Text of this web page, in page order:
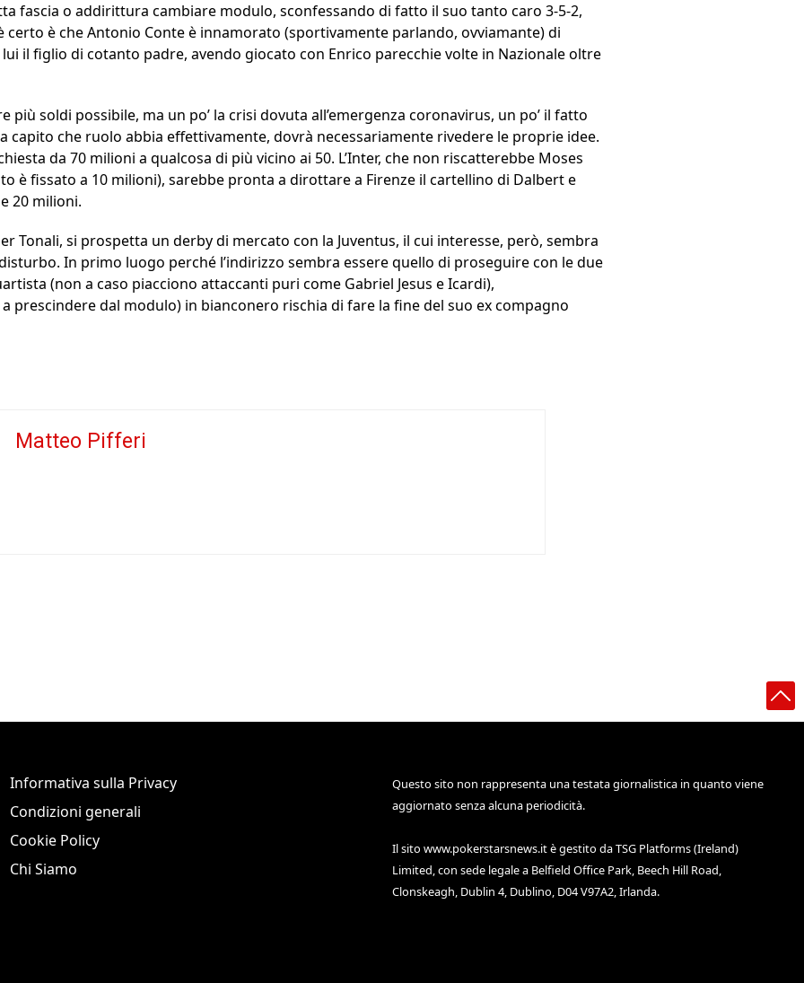
fascia o addirittura cambiare modulo, sconfessando di fatto il suo tanto caro 3-5-2,
certo è che Antonio Conte è innamorato (sportivamente parlando, ovviamante) di
lui il figlio di cotanto padre, avendo giocato con Enrico parecchie volte in Nazionale oltre
più soldi possibile, ma un po’ la crisi dovuta all’emergenza coronavirus, un po’ il fatto
capito che ruolo abbia effettivamente, dovrà necessariamente rivedere le proprie idee.
da 70 milioni a qualcosa di più vicino ai 50. L’Inter, che non riscatterebbe Moses
è fissato a 10 milioni), sarebbe pronta a dirottare a Firenze il cartellino di Dalbert e
20 milioni.
Tonali, si prospetta un derby di mercato con la Juventus, il cui interesse, però, sembra
In primo luogo perché l’indirizzo sembra essere quello di proseguire con le due
(non a caso piacciono attaccanti puri come Gabriel Jesus e Icardi),
prescindere dal modulo) in bianconero rischia di fare la fine del suo ex compagno
Matteo Pifferi
Informativa sulla Privacy
Condizioni generali
Cookie Policy
Chi Siamo
Questo sito non rappresenta una testata giornalistica in quanto viene
aggiornato senza alcuna periodicità.
Il sitowww.pokerstarsnews.itè gestito da TSG Platforms (Ireland)
Limited, con sede legale a Belfield Office Park, Beech Hill Road,
Clonskeagh, Dublin 4, Dublino, D04 V97A2, Irlanda.